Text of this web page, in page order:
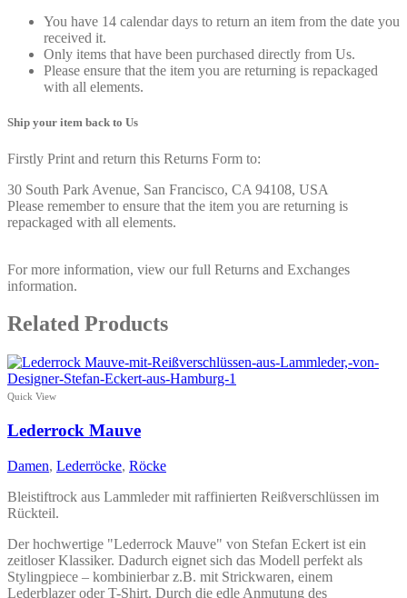
You have 14 calendar days to return an item from the date you
received it.
Only items that have been purchased directly from Us.
Please ensure that the item you are returning is repackaged
with all elements.
Ship your item back to Us
Firstly Print and return this Returns Form to:
30 South Park Avenue, San Francisco, CA 94108, USA
Please remember to ensure that the item you are returning is
repackaged with all elements.
For more information, view our full Returns and Exchanges
information.
Related Products
Quick View
Lederrock Mauve
Damen, Lederröcke, Röcke
Bleistiftrock aus Lammleder mit raffinierten Reißverschlüssen im
Rückteil.
Der hochwertige "Lederrock Mauve" von Stefan Eckert ist ein
zeitloser Klassiker. Dadurch eignet sich das Modell perfekt als
Stylingpiece – kombinierbar z.B. mit Strickwaren, einem
Lederblazer oder T-Shirt. Durch die edle Anmutung des